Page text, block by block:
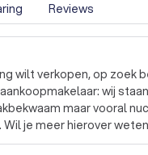
Reviews
wilt verkopen, op zoek
wij
maar vooral
je meer hierover